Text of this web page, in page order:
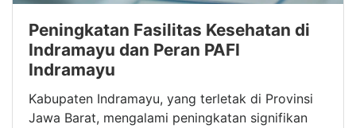
Peningkatan Fasilitas Kesehatan di
Indramayu dan Peran PAFI
Indramayu
Kabupaten Indramayu, yang terletak di Provinsi
Jawa Barat, mengalami peningkatan signifikan